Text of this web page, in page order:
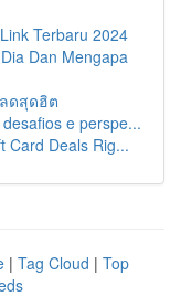
Terbaru 2024
Dan Mengapa
ดสุดฮิต
e perspe...
Card Deals Rig...
| Tag Cloud | Top